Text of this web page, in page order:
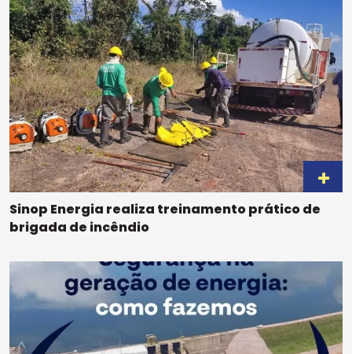
Sinop Energia realiza treinamento prático de
brigada de incêndio